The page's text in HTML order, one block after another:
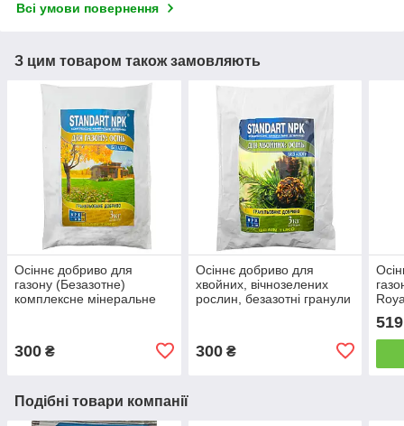
Всі умови повернення
З цим товаром також замовляють
Осіннє добриво для
газону (Безазотне)
комплексне мінеральне
300 ₴
Осіннє добриво для
хвойних, вічнозелених
рослин, безазотні гранули
300₴
519
Подібні товари компанії